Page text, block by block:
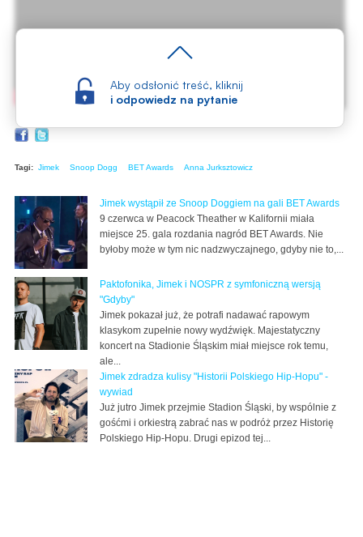
Aby odsłonić treść, kliknij
i odpowiedz na pytanie
Tagi: Jimek Snoop Dogg BET Awards Anna Jurksztowicz
Jimek wystąpił ze Snoop Doggiem na gali BET Awards
9 czerwca w Peacock Theather w Kalifornii miała
miejsce 25. gala rozdania nagród BET Awards. Nie
byłoby może w tym nic nadzwyczajnego, gdyby nie to,...
Paktofonika, Jimek i NOSPR z symfoniczną wersją
"Gdyby"
Jimek pokazał już, że potrafi nadawać rapowym
klasykom zupełnie nowy wydźwięk. Majestatyczny
koncert na Stadionie Śląskim miał miejsce rok temu,
ale...
Jimek zdradza kulisy "Historii Polskiego Hip-Hopu" -
wywiad
Już jutro Jimek przejmie Stadion Śląski, by wspólnie z
gośćmi i orkiestrą zabrać nas w podróż przez Historię
Polskiego Hip-Hopu. Drugi epizod tej...